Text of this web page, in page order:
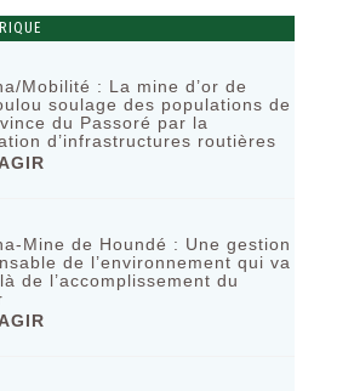
Mobilité : La mine d’or de
soulage des populations de
du Passoré par la
d’infrastructures routières
Mine de Houndé : Une gestion
de l’environnement qui va
de l’accomplissement du